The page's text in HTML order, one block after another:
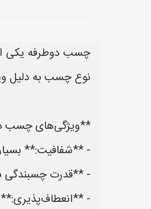
چسب دوطرفه یکی از
نوع چسب به دلیل
**ویژگی‌های چسب
- **شفافیت:**
- **قدرت چسبندگی
-